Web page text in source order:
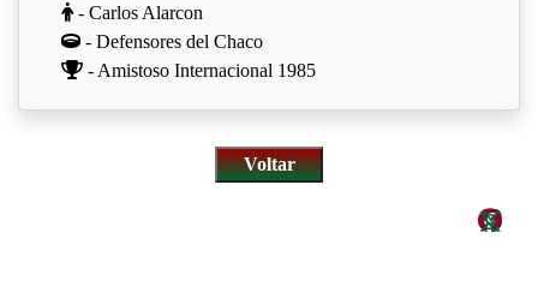
- Carlos Alarcon
- Defensores del Chaco
- Amistoso Internacional 1985